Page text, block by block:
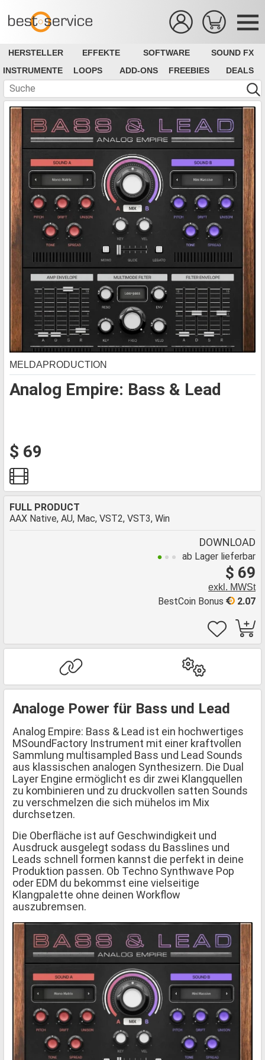
HERSTELLER EFFEKTE SOFTWARE
SOUND FX
INSTRUMENTE
LOOPS ADD-ONS FREEBIES DEALS
Analog Empire: Bass & Lead
MELDAPRODUCTION
$ 69
FULL PRODUCT
AAX Native, AU, Mac, VST2, VST3, Win
DOWNLOAD
ab Lager lieferbar
$ 69
exkl. MWSt
2.07
BestCoin Bonus
Analoge Power für Bass und Lead
Analog Empire: Bass & Lead ist ein hochwertiges
MSoundFactory Instrument mit einer kraftvollen
Sammlung multisampled Bass und Lead Sounds
aus klassischen analogen Synthesizern. Die Dual
Layer Engine ermöglicht es dir zwei Klangquellen
zu kombinieren und zu druckvollen satten Sounds
zu verschmelzen die sich mühelos im Mix
durchsetzen.
Die Oberfläche ist auf Geschwindigkeit und
Ausdruck ausgelegt sodass du Basslines und
Leads schnell formen kannst die perfekt in deine
Produktion passen. Ob Techno Synthwave Pop
oder EDM du bekommst eine vielseitige
Klangpalette ohne deinen Workflow
auszubremsen.